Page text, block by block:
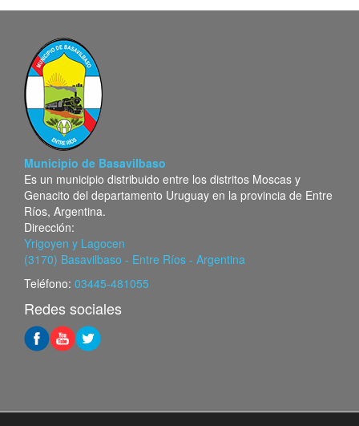
Municipio de Basavilbaso
Es un municipio distribuido entre los distritos Moscas y
Genacito del departamento Uruguay en la provincia de Entre
Ríos, Argentina.
Dirección:
Yrigoyen y Lagocen
(3170) Basavilbaso - Entre Ríos - Argentina
Teléfono: 03445-481055
Redes sociales